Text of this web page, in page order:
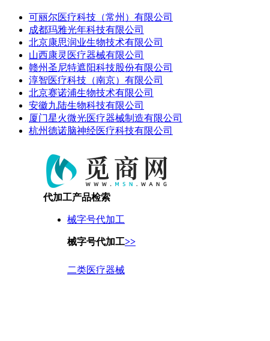
可丽尔医疗科技（常州）有限公司
成都玛雅光年科技有限公司
北京康思润业生物技术有限公司
山西康灵医疗器械有限公司
赣州圣尼特遮阳科技股份有限公司
淳智医疗科技（南京）有限公司
北京赛诺浦生物技术有限公司
安徽九陆生物科技有限公司
厦门星火微光医疗器械制造有限公司
杭州德诺脑神经医疗科技有限公司
代加工产品检索
械字号代加工
械字号代加工>>
二类医疗器械